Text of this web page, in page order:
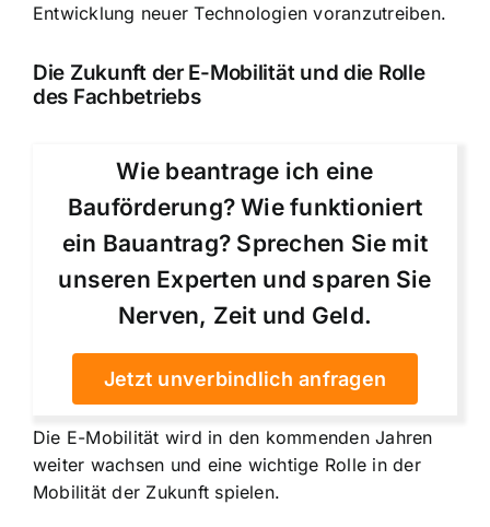
Entwicklung neuer Technologien voranzutreiben.
Die Zukunft der E-Mobilität und die Rolle
des Fachbetriebs
Wie beantrage ich eine
Bauförderung? Wie funktioniert
ein Bauantrag? Sprechen Sie mit
unseren Experten und sparen Sie
Nerven, Zeit und Geld.
Jetzt unverbindlich anfragen
Die E-Mobilität wird in den kommenden Jahren
weiter wachsen und eine wichtige Rolle in der
Mobilität der Zukunft spielen.